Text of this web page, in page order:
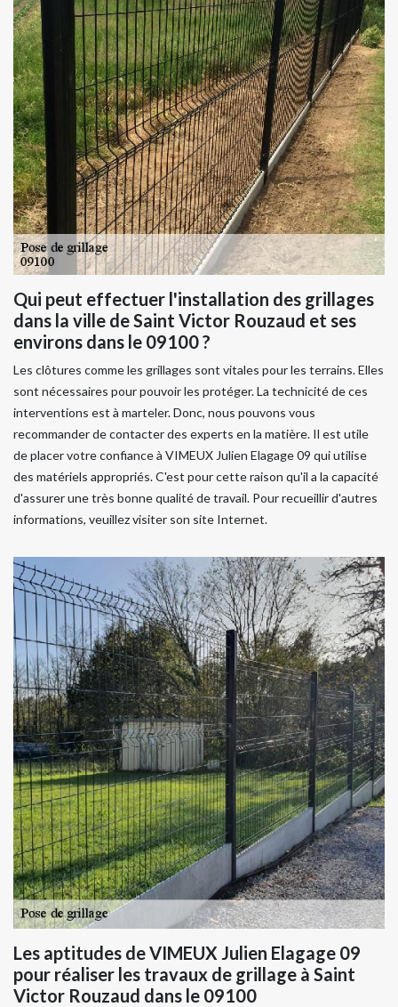
Qui peut effectuer l'installation des grillages
dans la ville de Saint Victor Rouzaud et ses
environs dans le 09100 ?
Les clôtures comme les grillages sont vitales pour les terrains. Elles
sont nécessaires pour pouvoir les protéger. La technicité de ces
interventions est à marteler. Donc, nous pouvons vous
recommander de contacter des experts en la matière. Il est utile
de placer votre confiance à VIMEUX Julien Elagage 09 qui utilise
des matériels appropriés. C'est pour cette raison qu'il a la capacité
d'assurer une très bonne qualité de travail. Pour recueillir d'autres
informations, veuillez visiter son site Internet.
Les aptitudes de VIMEUX Julien Elagage 09
pour réaliser les travaux de grillage à Saint
Victor Rouzaud dans le 09100